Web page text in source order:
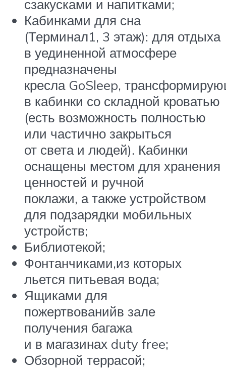
сзакусками и напитками;
Кабинками для сна
(Терминал1, 3 этаж): для отдыха
в уединенной атмосфере
предназначены
кресла GoSleep,
в кабинки со складной кроватью
(есть возможность полностью
или частично закрыться
от света и людей). Кабинки
оснащены местом для хранения
ценностей и ручной
поклажи, а также устройством
для подзарядки мобильных
устройств;
Библиотекой;
Фонтанчиками,из которых
льется питьевая вода;
Ящиками для
пожертвованийв зале
получения багажа
и в магазинах duty free;
Обзорной террасой;